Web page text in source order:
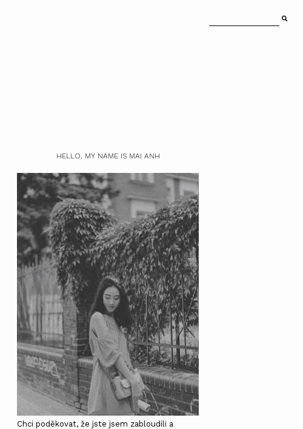
HELLO, MY NAME IS MAI ANH
Chci poděkovat, že jste jsem zabloudili a